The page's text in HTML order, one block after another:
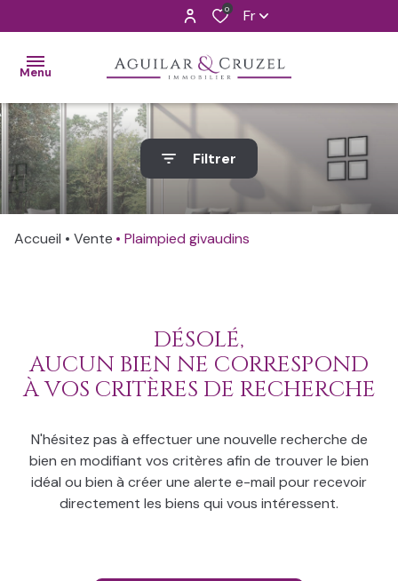
0 Fr
Menu
ACCUEIL
VENTES
ALERTE
MAIL
ESTIMATION
NOS
BIENS
VENDUS
LOCAL
Filtrer
Accueil Vente Plaimpied givaudins
DÉSOLÉ,
AUCUN BIEN NE CORRESPOND
À VOS CRITÈRES DE RECHERCHE
N'hésitez pas à effectuer une nouvelle recherche de
bien en modifiant vos critères afin de trouver le bien
idéal ou bien à créer une alerte e-mail pour recevoir
directement les biens qui vous intéressent.